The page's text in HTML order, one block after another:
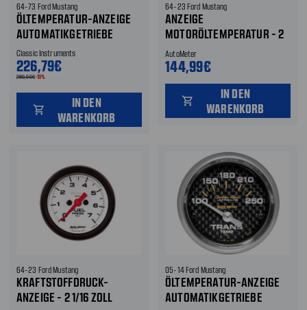
64-73 Ford Mustang
ÖLTEMPERATUR-ANZEIGE
AUTOMATIKGETRIEBE
Classic Instruments
226,79€
280,00€-19%
shopping_cart
IN DEN
WARENKORB
64-23 Ford Mustang
ANZEIGE
MOTORÖLTEMPERATUR - 2
1/16 ZOLL
AutoMeter
144,99€
shopping_cart
IN DEN
WARENKORB
64-23 Ford Mustang
KRAFTSTOFFDRUCK-
ANZEIGE - 2 1/16 ZOLL
05-14 Ford Mustang
ÖLTEMPERATUR-ANZEIGE
AUTOMATIKGETRIEBE